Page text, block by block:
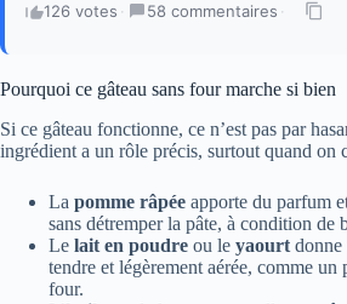
126 votes · 58 commentaires ·
Pourquoi ce gâteau sans four marche si bien
Si ce gâteau fonctionne, ce n’est pas par
ingrédient a un rôle précis, surtout quand on
La pomme râpée apporte du parfum
sans détremper la pâte, à condition de
Le lait en poudre ou le yaourt donne
tendre et légèrement aérée, comme un
four.